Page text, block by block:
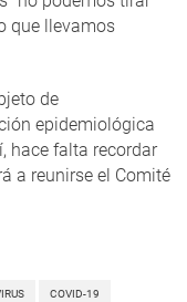
que llevamos
de
epidemiológica
hace falta recordar
a reunirse el Comité
COVID-19